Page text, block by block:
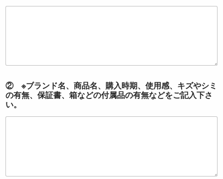
ー
ル
ア
ド
② ※ブランド名、商品名、購入時期、使用感、キズやシミ
の有無、保証書、箱などの付属品の有無などをご記入下さ
い。